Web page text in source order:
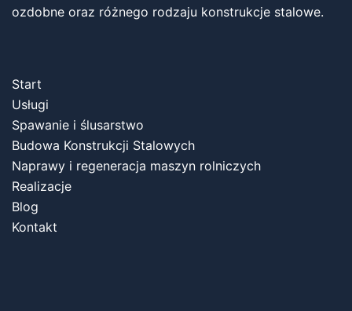
ozdobne oraz różnego rodzaju konstrukcje stalowe.
Start
Usługi
Spawanie i ślusarstwo
Budowa Konstrukcji Stalowych
Naprawy i regeneracja maszyn rolniczych
Realizacje
Blog
Kontakt